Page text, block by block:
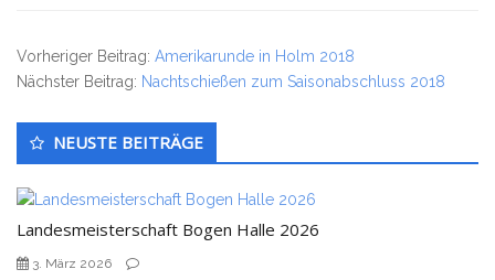
Vorheriger Beitrag: Amerikarunde in Holm 2018
Nächster Beitrag: Nachtschießen zum Saisonabschluss 2018
Untergeordnet
Seitenleiste
NEUSTE BEITRÄGE
Landesmeisterschaft Bogen Halle 2026
3. März 2026